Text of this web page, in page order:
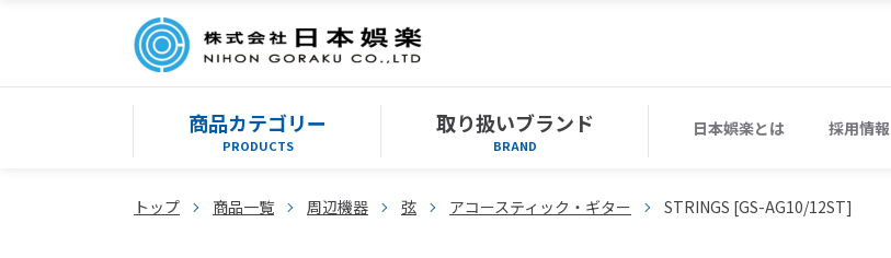
商品カテゴリー
PRODUCTS
取り扱いブランド
BRAND
日本娯楽とは 採用情報
トップ 商品一覧 周辺機器 弦 アコースティック・ギター STRINGS [GS-AG10/12ST]